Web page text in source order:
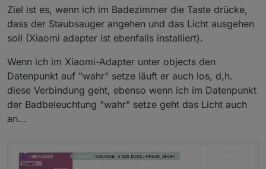
Ziel ist es, wenn ich im Badezimmer die Taste drücke,
dass der Staubsauger angehen und das Licht ausgehen
soll (Xiaomi adapter ist ebenfalls installiert).
Wenn ich im Xiaomi-Adapter unter objects den
Datenpunkt auf "wahr" setze läuft er auch los, d,h.
diese Verbindung geht, ebenso wenn ich im Datenpunkt
der Badbeleuchtung "wahr" setze geht das Licht auch
an...